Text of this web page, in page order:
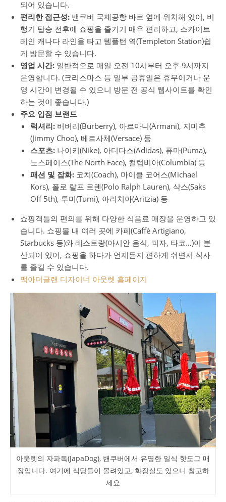
되어 있습니다.
편리한 접근성: 밴쿠버 국제공항 바로 옆에 위치해 있어, 비
행기 탑승 전후에 쇼핑을 즐기기 매우 편리하고, 스카이트
레인 캐나다 라인을 타고 템플턴 역(Templeton Station)쉽
게 방문할 수 있습니다.
영업 시간: 일반적으로 매일 오전 10시부터 오후 9시까지
운영합니다. (크리스마스 등 일부 공휴일은 휴무이거나 운
영 시간이 변경될 수 있으니 방문 전 공식 웹사이트를 확인
하는 것이 좋습니다.)
주요 입점 브랜드
럭셔리: 버버리(Burberry), 아르마니(Armani), 지미추
(Jimmy Choo), 베르사체(Versace) 등
스포츠: 나이키(Nike), 아디다스(Adidas), 퓨마(Puma),
노스페이스(The North Face), 컬럼비아(Columbia) 등
패션 및 잡화: 코치(Coach), 마이클 코어스(Michael
Kors), 폴로 랄프 로렌(Polo Ralph Lauren), 삭스(Saks
Off 5th), 투미(Tumi), 아리치아(Aritzia) 등
쇼핑객들의 편의를 위해 다양한 식음료 매장을 운영하고 있
습니다. 쇼핑몰 내 여러 곳에 카페(Caffè Artigiano,
Starbucks 등)와 레스토랑(아시안 음식, 피자, 타코…)이 분
산되어 있어, 쇼핑을 하다가 언제든지 편하게 쉬면서 식사
를 즐길 수 있습니다.
맥아더글랜 디자이너 아웃렛 홈페이지
아웃렛의 자파독(JapaDog), 밴쿠버에서 유명한 일식 핫도그 매
장입니다. 여기에 식당들이 몰려있고, 화장실도 있으니 참고하
세요